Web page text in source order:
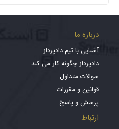
درباره ما
آشنایی با تیم دادپرداز
دادپرداز چگونه کار می کند
سوالات متداول
قوانین و مقررات
پرسش و پاسخ
ارتباط